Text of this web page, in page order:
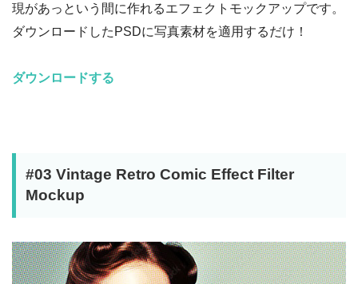
現があっという間に作れるエフェクトモックアップです。
ダウンロードしたPSDに写真素材を適用するだけ！
ダウンロードする
#03 Vintage Retro Comic Effect Filter
Mockup